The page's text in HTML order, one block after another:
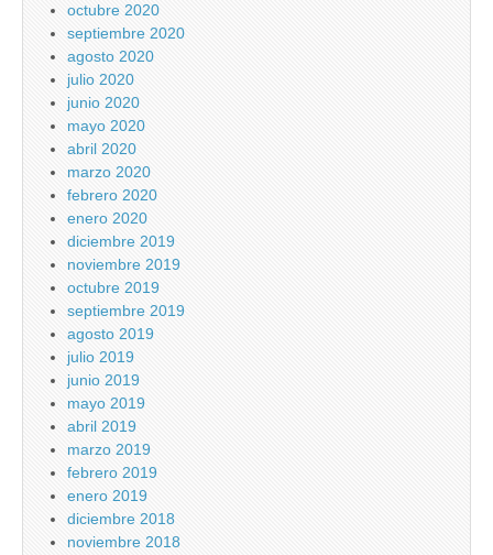
octubre 2020
septiembre 2020
agosto 2020
julio 2020
junio 2020
mayo 2020
abril 2020
marzo 2020
febrero 2020
enero 2020
diciembre 2019
noviembre 2019
octubre 2019
septiembre 2019
agosto 2019
julio 2019
junio 2019
mayo 2019
abril 2019
marzo 2019
febrero 2019
enero 2019
diciembre 2018
noviembre 2018